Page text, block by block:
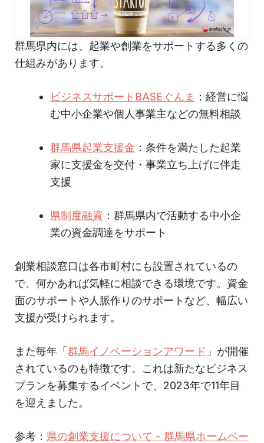
群馬県内には、起業や創業をサポートする多くの
仕組みがあります。
ビジネスサポートBASEぐんま ：経営に悩
む中小企業や個人事業主などの無料相談
群馬県起業支援金 ：条件を満たした起業
家に支援金を交付・事業立ち上げに伴走
支援
県制度融資 ：群馬県内で活動する中小企
業の資金調達をサポート
創業相談窓口は各市町村にも設置されているの
で、何かあれば気軽に相談できる環境です。資金
面のサポートや人脈作りのサポートなど、幅広い
支援が受けられます。
また毎年「 群馬イノベーションアワード 」が開催
されているのも特徴です。これは新たなビジネス
プランを募集するイベントで、2023年で11年目
を迎えました。
参考： 県の創業支援について - 群馬県ホームペー